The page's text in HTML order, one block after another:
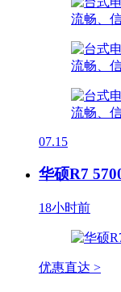
07.15
华硕R7
18小时前
优惠直达 >